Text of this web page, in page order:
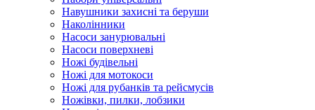
Навушники захисні та беруши
Наколінники
Насоси занурювальні
Насоси поверхневі
Ножі будівельні
Ножі для мотокоси
Ножі для рубанків та рейсмусів
Ножівки, пилки, лобзики